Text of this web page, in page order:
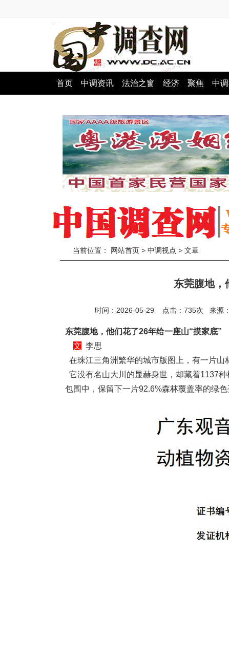
首页 中调资讯 法治之窗 经济 聚焦 中
当前位置： 网站首页 > 中调视点 > 文章
东莞腹地，
时间：2026-05-29 点击： 735次 来源
东莞腹地，他们花了26年给一座山“摸家底”
文 李思
在珠江三角洲繁华的城市版图上，有一片山
它没有名山大川的显赫身世，却藏着1137
包围中，保留下一片92.6%森林覆盖率的绿色